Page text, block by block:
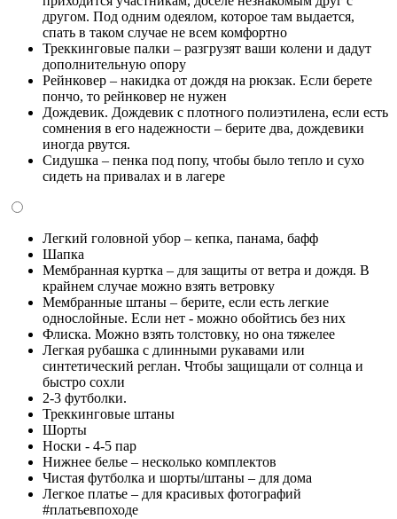
другом. Под одним одеялом, которое там выдается,
спать в таком случае не всем комфортно
Треккинговые палки – разгрузят ваши колени и дадут
дополнительную опору
Рейнковер – накидка от дождя на рюкзак. Если берете
пончо, то рейнковер не нужен
Дождевик. Дождевик с плотного полиэтилена, если есть
сомнения в его надежности – берите два, дождевики
иногда рвутся.
Сидушка – пенка под попу, чтобы было тепло и сухо
сидеть на привалах и в лагере
Легкий головной убор – кепка, панама, бафф
Шапка
Мембранная куртка – для защиты от ветра и дождя. В
крайнем случае можно взять ветровку
Мембранные штаны – берите, если есть легкие
однослойные. Если нет - можно обойтись без них
Флиска. Можно взять толстовку, но она тяжелее
Легкая рубашка с длинными рукавами или
синтетический реглан. Чтобы защищали от солнца и
быстро сохли
2-3 футболки.
Треккинговые штаны
Шорты
Носки - 4-5 пар
Нижнее белье – несколько комплектов
Чистая футболка и шорты/штаны – для дома
Легкое платье – для красивых фотографий
#платьевпоходе